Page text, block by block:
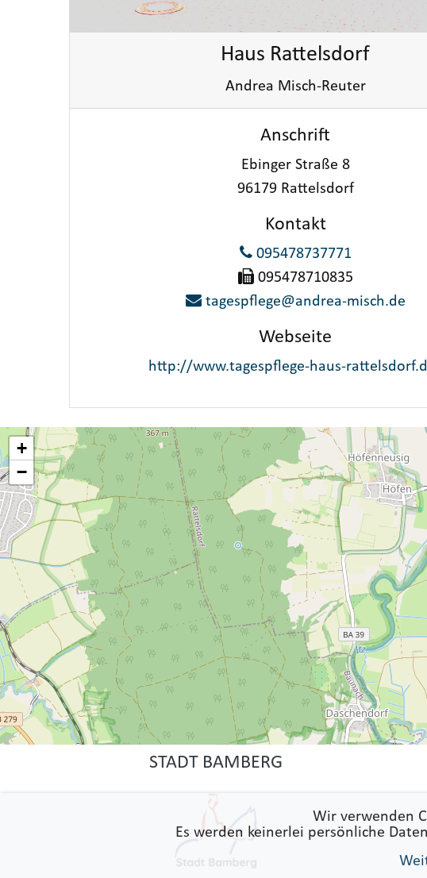
Wir verwenden
Es werden keinerlei persönliche
Haus Rattelsdorf
Andrea Misch-Reuter
Anschrift
Ebinger Straße 8
96179 Rattelsdorf
Kontakt
095478737771
095478710835
tagespflege@andrea-misch.de
Webseite
http://www.tagespflege-haus-
+
−
STADT BAMBERG